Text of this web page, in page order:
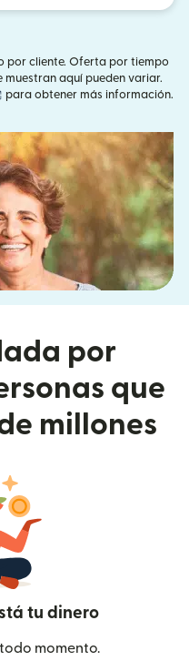
por cliente. Oferta por tiempo
muestran aquí pueden variar.
(se abre en una ventana nueva)
para obtener más información.
por
que
millones
tu dinero
momento.